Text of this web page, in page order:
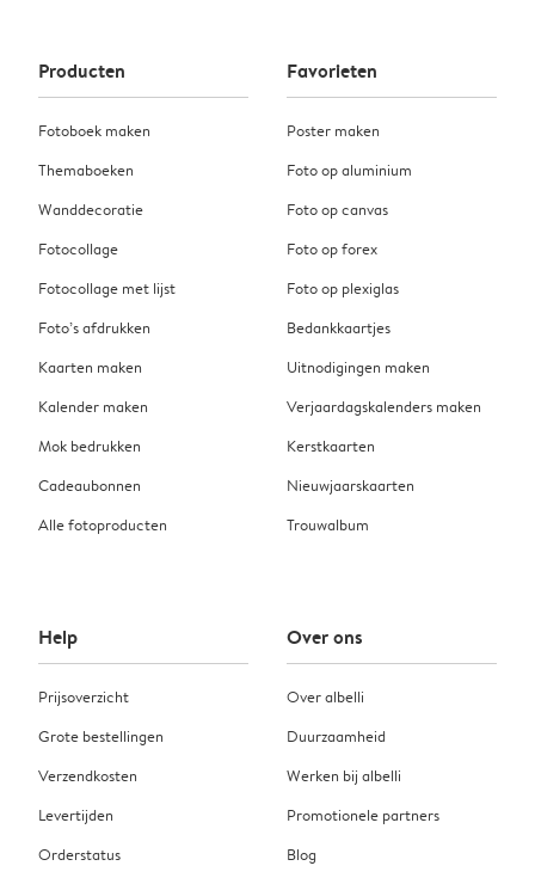
Producten
Fotoboek maken
Themaboeken
Wanddecoratie
Fotocollage
Fotocollage met lijst
Foto’s afdrukken
Kaarten maken
Kalender maken
Mok bedrukken
Cadeaubonnen
Alle fotoproducten
Favorieten
Poster maken
Foto op aluminium
Foto op canvas
Foto op forex
Foto op plexiglas
Bedankkaartjes
Uitnodigingen maken
Verjaardagskalenders maken
Kerstkaarten
Nieuwjaarskaarten
Trouwalbum
Help
Prijsoverzicht
Grote bestellingen
Verzendkosten
Levertijden
Orderstatus
Over ons
Over albelli
Duurzaamheid
Werken bij albelli
Promotionele partners
Blog